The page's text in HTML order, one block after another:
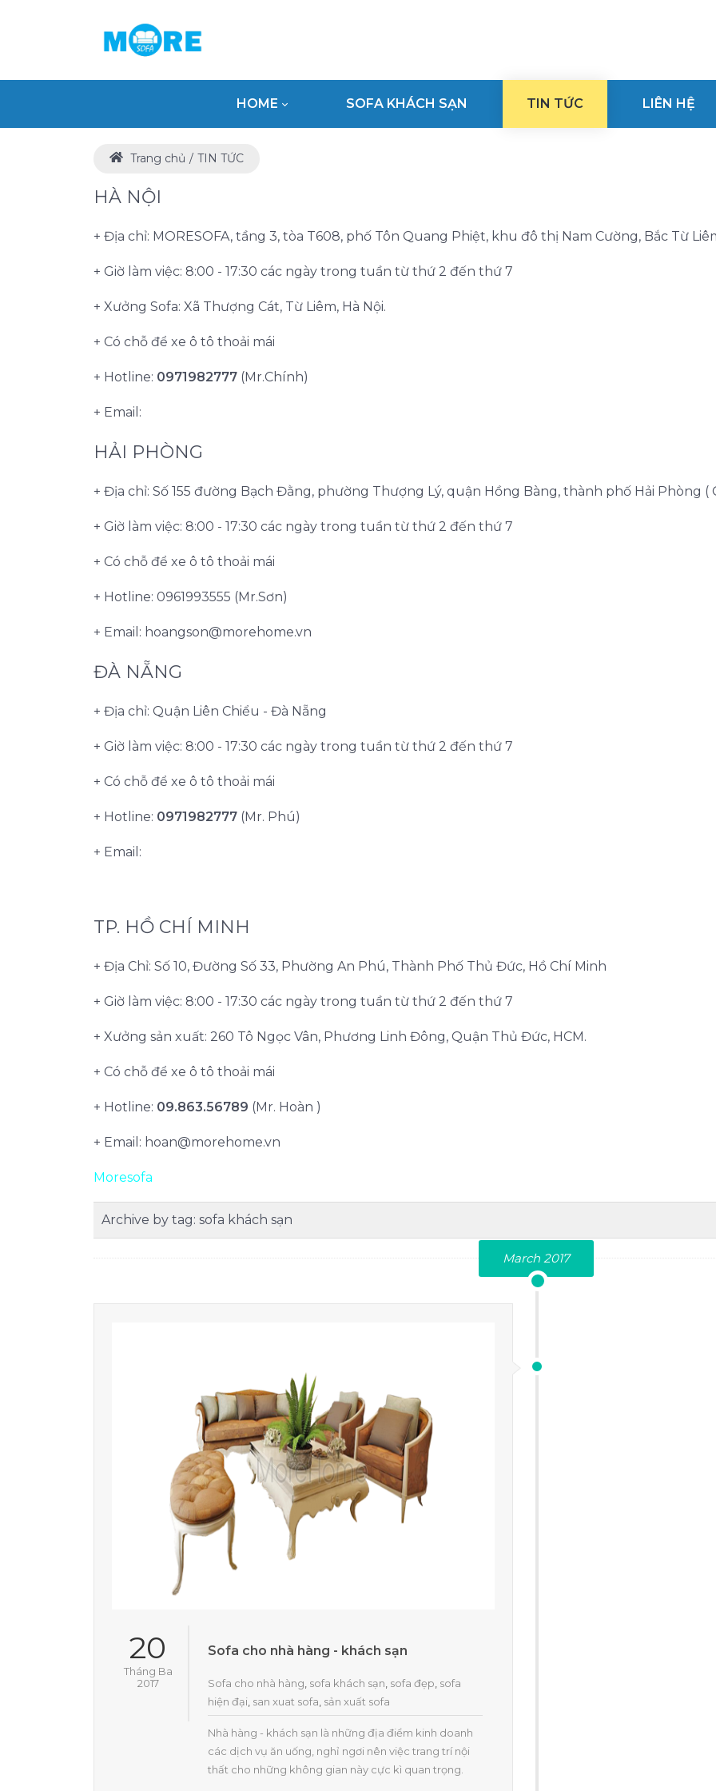
HOME SOFA KHÁCH SẠN TIN TỨC LIÊN HỆ
Trang chủ TIN TỨC
HÀ NỘI
+ Địa chỉ: MORESOFA, tầng 3, tòa T608, phố Tôn Quang Phiệt, khu đô thị Nam Cường, Bắc Từ
+ Giờ làm việc: 8:00 - 17:30 các ngày trong tuần từ thứ 2 đến thứ 7
+ Xưởng Sofa: Xã Thượng Cát, Từ Liêm, Hà Nội.
+ Có chỗ để xe ô tô thoải mái
+ Hotline: 0971982777 (Mr.Chính)
+ Email:
HẢI PHÒNG
+ Địa chỉ: Số 155 đường Bạch Đằng, phường Thượng Lý, quận Hồng Bàng, thành phố Hải Phòng (
+ Giờ làm việc: 8:00 - 17:30 các ngày trong tuần từ thứ 2 đến thứ 7
+ Có chỗ để xe ô tô thoải mái
+ Hotline: 0961993555 (Mr.Sơn)
+ Email: hoangson@morehome.vn
ĐÀ NẴNG
+ Địa chỉ: Quận Liên Chiểu - Đà Nẵng
+ Giờ làm việc: 8:00 - 17:30 các ngày trong tuần từ thứ 2 đến thứ 7
+ Có chỗ để xe ô tô thoải mái
+ Hotline: 0971982777 (Mr. Phú)
+ Email:
TP. HỒ CHÍ MINH
+ Địa Chỉ: Số 10, Đường Số 33, Phường An Phú, Thành Phố Thủ Đức, Hồ Chí Minh
+ Giờ làm việc: 8:00 - 17:30 các ngày trong tuần từ thứ 2 đến thứ 7
+ Xưởng sản xuất: 260 Tô Ngọc Vân, Phương Linh Đông, Quận Thủ Đức, HCM.
+ Có chỗ để xe ô tô thoải mái
+ Hotline: 09.863.56789 (Mr. Hoàn )
+ Email: hoan@morehome.vn
Moresofa
Archive by tag: sofa khách sạn
March 2017
20
Tháng Ba
2017
Sofa cho nhà hàng - khách sạn
Sofa cho nhà hàng, sofa khách sạn, sofa đẹp, sofa
hiện đại, san xuat sofa, sản xuất sofa
Nhà hàng - khách sạn là những địa điểm kinh doanh
các dịch vụ ăn uống, nghỉ ngơi nên việc trang trí nội
thất cho những không gian này cực kì quan trọng.